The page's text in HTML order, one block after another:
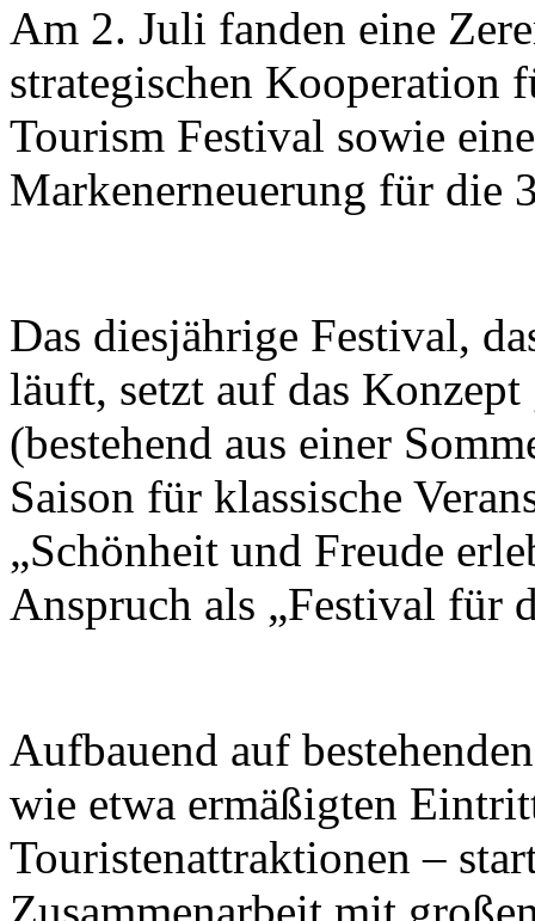
Am 2. Juli fanden eine
strategischen Kooperation
Tourism Festival sowie
Markenerneuerung für die
Das diesjährige Festival,
läuft, setzt auf das
(bestehend aus einer
Saison für klassische
„Schönheit und Freude
Anspruch als „Festival für
Aufbauend auf
wie etwa ermäßigten
Touristenattraktionen –
Zusammenarbeit mit